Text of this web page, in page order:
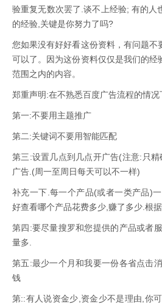
验重复无数次罢了.谈不上经验; 有的人
的经验,关键是你努力了吗?
您如果没有好好看这份资料，有问题不
可以了。因为这份资料仅仅是我们的经
范围之内的内容。
郑重声明:在不熟悉百度广告流程的情
第一:不要用主题推广
第二:关键词不要用智能匹配
第三:设置几点到几点开广告(注意:只
广告.(周一至周日每天可以不一样)
补充一下.每一个产品(或者一类产品)
好查看哪个产品花费多少,赚了多少.根
第四:要尽量搜罗和您提供的产品或者
量多.
第五:最少一个月和我要一份各省点击
钱
第::有人说资金少,资金少不是理由,你